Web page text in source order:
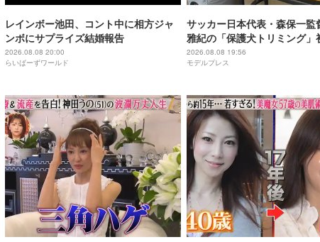
レインボー池田、コント中に相方ジャ
ンボにサプライズ結婚報告
2026.08.08 20:00
らいばーずワールド
サッカー日本代表・森保一監
雅紀の「保護犬トリミング」
リームチームで心込めて挑む
テレビ49】
2026.08.08 19:56
モデルプレス